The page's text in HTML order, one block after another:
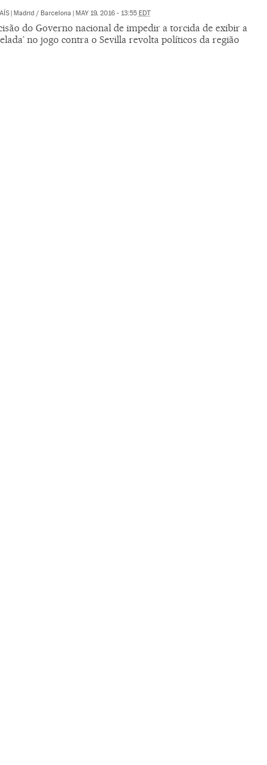
| Madrid / Barcelona | MAY 19, 2016 - 13:55 EDT
do Governo nacional de impedir a torcida de exibir a
no jogo contra o Sevilla revolta políticos da região